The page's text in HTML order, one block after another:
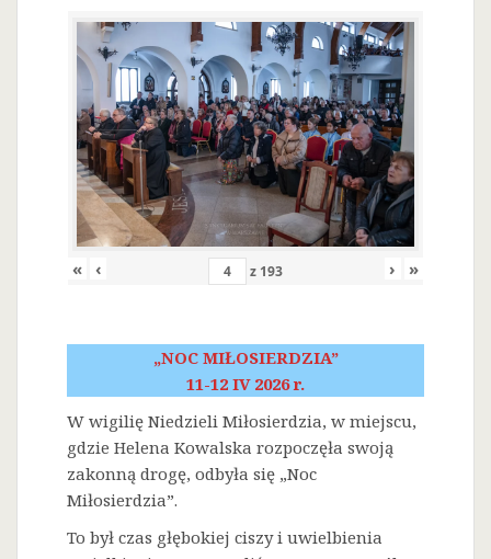
« ‹ z 193 › »
„NOC MIŁOSIERDZIA”
11-12 IV 2026 r.
W wigilię Niedzieli Miłosierdzia, w miejscu,
gdzie Helena Kowalska rozpoczęła swoją
zakonną drogę, odbyła się „Noc
Miłosierdzia”.
To był czas głębokiej ciszy i uwielbienia